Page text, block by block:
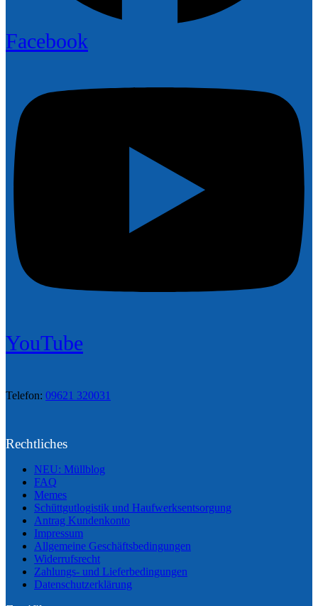
Facebook
YouTube
Telefon: 09621 320031
Rechtliches
NEU: Müllblog
FAQ
Memes
Schüttgutlogistik und Haufwerksentsorgung
Antrag Kundenkonto
Impressum
Allgemeine Geschäftsbedingungen
Widerrufsrecht
Zahlungs- und Lieferbedingungen
Datenschutzerklärung